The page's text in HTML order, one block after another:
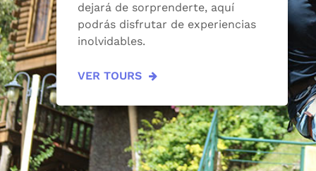
dejará de sorprenderte, aquí
podrás disfrutar de experiencias
inolvidables.
VER TOURS